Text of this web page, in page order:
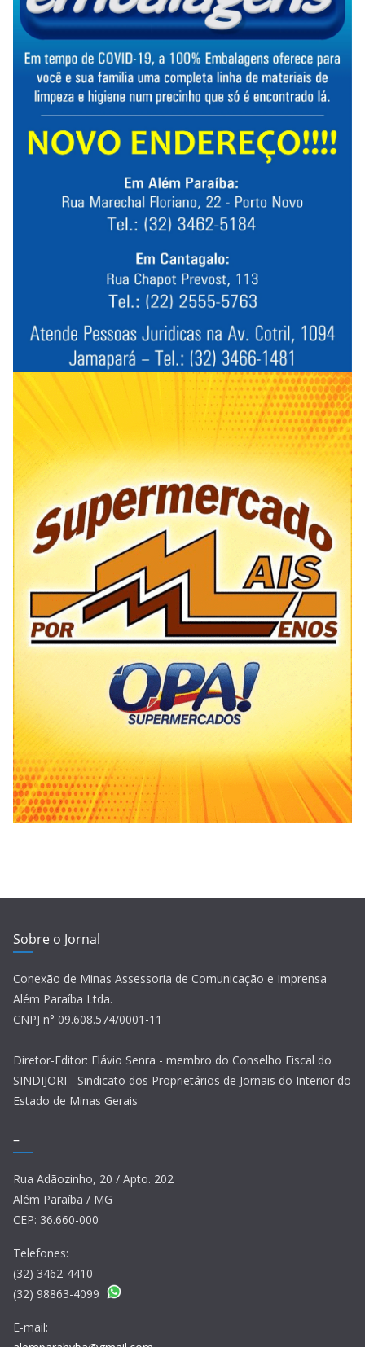
Sobre o Jornal
Conexão de Minas Assessoria de Comunicação e Imprensa
Além Paraíba Ltda.
CNPJ n° 09.608.574/0001-11
Diretor-Editor: Flávio Senra - membro do Conselho Fiscal do
SINDIJORI - Sindicato dos Proprietários de Jornais do Interior do
Estado de Minas Gerais
–
Rua Adãozinho, 20 / Apto. 202
Além Paraíba / MG
CEP: 36.660-000
Telefones:
(32) 3462-4410
(32) 98863-4099
E-mail: